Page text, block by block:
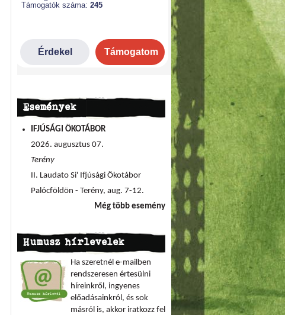
Események
IFJÚSÁGI ÖKOTÁBOR
2026. augusztus 07.
Terény
II. Laudato Si' Ifjúsági Ökotábor
Palócföldön - Terény, aug. 7-12.
Még több esemény
Humusz hírlevelek
Ha szeretnél e-mailben
rendszeresen értesülni
híreinkről, ingyenes
előadásainkról, és sok
másról is, akkor iratkozz fel